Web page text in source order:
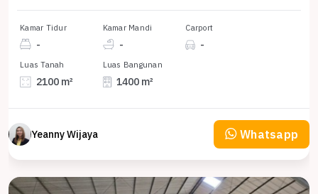
Kamar Tidur
-
Kamar Mandi
-
Carport
-
Luas Tanah
2100 m²
Luas Bangunan
1400 m²
Yeanny Wijaya Whatsapp